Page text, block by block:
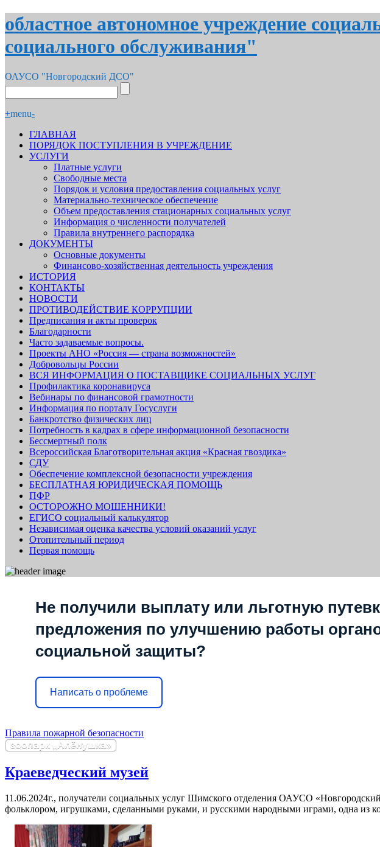
областное автономное учреждение
социального обслуживания"
ОАУСО "Новгородский ДСО"
+menu-
ГЛАВНАЯ
ПОРЯДОК ПОСТУПЛЕНИЯ В УЧРЕЖДЕНИЕ
УСЛУГИ
Платные услуги
Свободные места
Порядок и условия предоставления социальных услуг
Материально-техническое обеспечение
Объем предоставления стационарных социальных услуг
Информация о численности получателей
Правила внутреннего распорядка
ДОКУМЕНТЫ
Основные документы
Финансово-хозяйственная деятельность учреждения
ИСТОРИЯ
КОНТАКТЫ
НОВОСТИ
ПРОТИВОДЕЙСТВИЕ КОРРУПЦИИ
Предписания и акты проверок
Благодарности
Часто задаваемые вопросы.
Проекты АНО «Россия — страна возможностей»
Добровольцы России
ВСЯ ИНФОРМАЦИЯ О ПОСТАВЩИКЕ СОЦИАЛЬНЫХ УСЛУГ
Профилактика коронавируса
Вебинары по финансовой грамотности
Информация по порталу Госуслуги
Банкротство физических лиц
Потребность в кадрах в сфере информационной безопасности
Бессмертный полк
Всероссийская Благотворительная акция «Красная гвоздика»
СДУ
Обеспечение комплексной безопасности учреждения
БЕСПЛАТНАЯ ЮРИДИЧЕСКАЯ ПОМОЩЬ
ПФР
ОСТОРОЖНО МОШЕННИКИ!
ЕГИСО социальный калькулятор
Независимая оценка качества условий оказаний услуг
Отопительный период
Первая помощь
Не получили выплату или льготную
предложения по улучшению работы
социальной защиты?
Написать о проблеме
Правила пожарной безопасности
зоопарк ,,Алёнушка»
Краеведческий музей
11.06.2024г., получатели социальных услуг Шимского отделения ОАУСО
фольклором, игрушками, сделанными руками, и русскими народными играми, одна из